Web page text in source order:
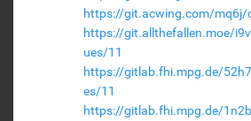
https://git.acwing.com/
https://git.allthefallen.moe/
ues/11
https://gitlab.fhi.mpg.de/
es/11
https://gitlab.fhi.mpg.de/